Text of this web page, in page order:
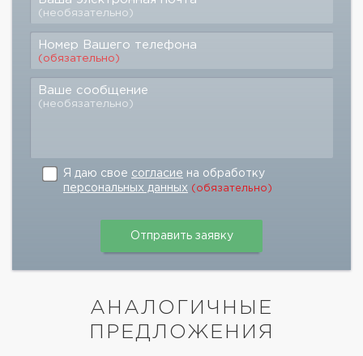
(необязательно)
Номер Вашего телефона
(обязательно)
Ваше сообщение
(необязательно)
Я даю свое согласие на обработку
персональных данных (обязательно)
АНАЛОГИЧНЫЕ
ПРЕДЛОЖЕНИЯ